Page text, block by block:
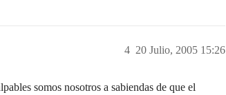
20 Julio, 2005 15:26
4
somos nosotros a sabiendas de que el